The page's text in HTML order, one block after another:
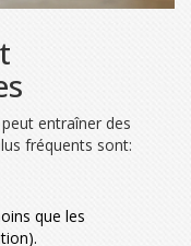
entraîner des
fréquents sont:
que les